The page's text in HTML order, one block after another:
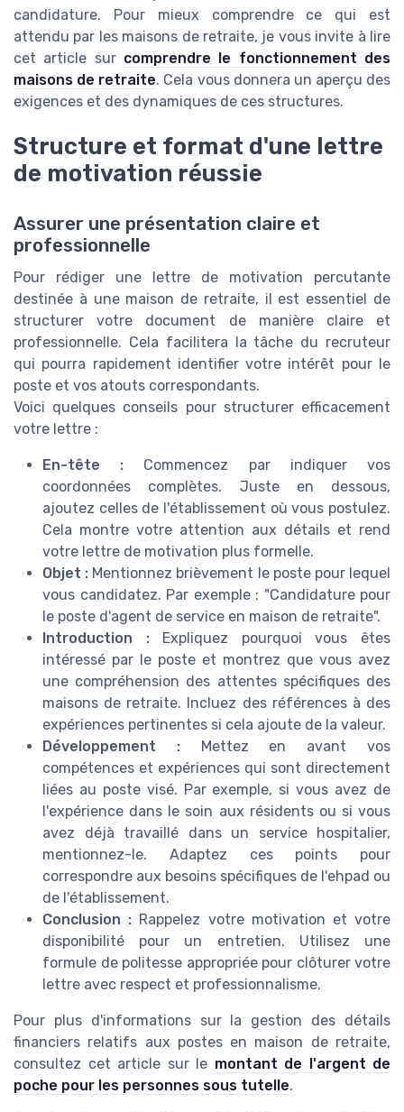
candidature. Pour mieux comprendre ce qui est
attendu par les maisons de retraite, je vous invite à lire
cet article sur comprendre le fonctionnement des
maisons de retraite. Cela vous donnera un aperçu des
exigences et des dynamiques de ces structures.
Structure et format d'une lettre
de motivation réussie
Assurer une présentation claire et
professionnelle
Pour rédiger une lettre de motivation percutante
destinée à une maison de retraite, il est essentiel de
structurer votre document de manière claire et
professionnelle. Cela facilitera la tâche du recruteur
qui pourra rapidement identifier votre intérêt pour le
poste et vos atouts correspondants.
Voici quelques conseils pour structurer efficacement
votre lettre :
En-tête : Commencez par indiquer vos
coordonnées complètes. Juste en dessous,
ajoutez celles de l'établissement où vous postulez.
Cela montre votre attention aux détails et rend
votre lettre de motivation plus formelle.
Objet : Mentionnez brièvement le poste pour lequel
vous candidatez. Par exemple : "Candidature pour
le poste d'agent de service en maison de retraite".
Introduction :Expliquez pourquoi vous êtes
intéressé par le poste et montrez que vous avez
une compréhension des attentes spécifiques des
maisons de retraite. Incluez des références à des
expériences pertinentes si cela ajoute de la valeur.
Développement :Mettez en avant vos
compétences et expériences qui sont directement
liées au poste visé. Par exemple, si vous avez de
l'expérience dans le soin aux résidents ou si vous
avez déjà travaillé dans un service hospitalier,
mentionnez-le. Adaptez ces points pour
correspondre aux besoins spécifiques de l'ehpad ou
de l'établissement.
Conclusion : Rappelez votre motivation et votre
disponibilité pour un entretien. Utilisez une
formule de politesse appropriée pour clôturer votre
lettre avec respect et professionnalisme.
Pour plus d'informations sur la gestion des détails
financiers relatifs aux postes en maison de retraite,
consultez cet article sur le montant de l'argent de
poche pour les personnes sous tutelle.